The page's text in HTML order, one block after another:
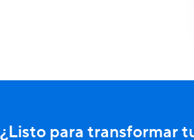
¿Listo para transformar